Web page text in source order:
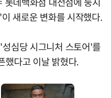
새로운 변화를 시작했다.
심당 시그니처 스토어'를
했다고 이날 밝혔다.